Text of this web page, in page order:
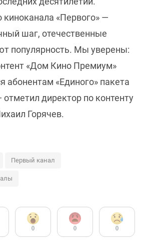
киноканала «Первого» —
шаг, отечественные
популярность. Мы уверены:
«Дом Кино Премиум»
абонентам «Единого» пакета
отметил директор по контенту
Горячев.
Первый канал
0 0 0